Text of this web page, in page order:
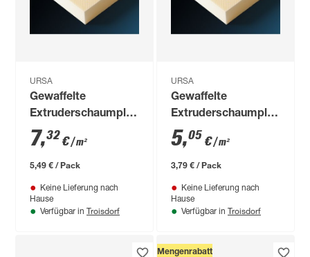
URSA
Gewaffelte
Extruderschaumplatte
'URSA XPS D N-III-
PZ-I' 60 x 125 x 3 cm
7,32€/ m²
5,49 € / Pack
Keine Lieferung nach
Hause
Verfügbar in Troisdorf
URSA
Gewaffelte
Extruderschaumplatte
'URSA XPS D N-III-
PZ-I' 60 x 125 x 2 cm
5,05 €/ m²
3,79 € / Pack
Keine Lieferung nach
Hause
Verfügbar in Troisdorf
Mengenrabatt